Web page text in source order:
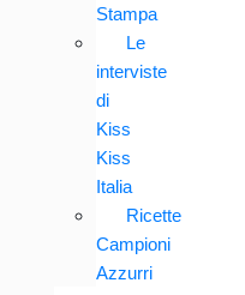
Stampa
Le
interviste
di
Kiss
Kiss
Italia
Ricette
Campioni
Azzurri